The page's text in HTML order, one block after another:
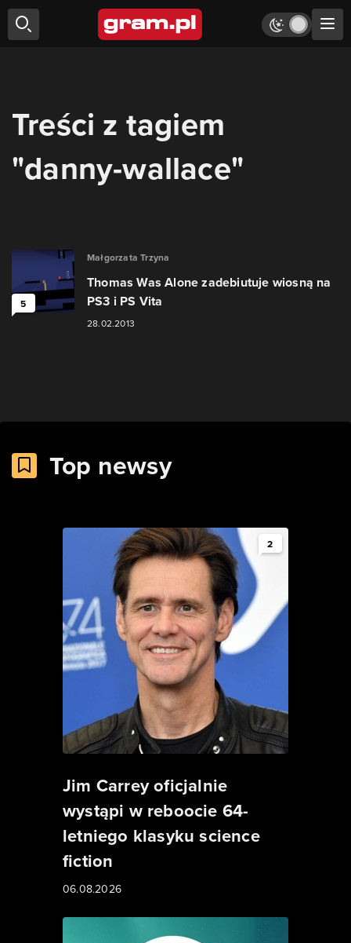
Treści z tagiem
"danny-wallace"
5
Małgorzata Trzyna
Thomas Was Alone zadebiutuje wiosną na
PS3 i PS Vita
28.02.2013
Top newsy
2
Jim Carrey oficjalnie
wystąpi w reboocie 64-
letniego klasyku science
fiction
06.08.2026